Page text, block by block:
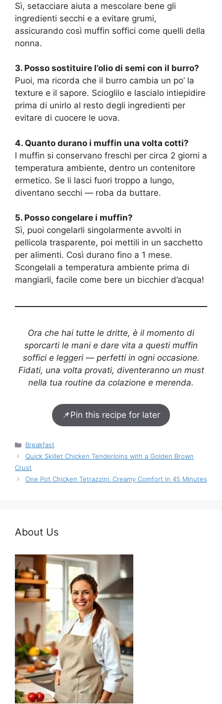
Sì, setacciare aiuta a mescolare bene gli
ingredienti secchi e a evitare grumi,
assicurando così muffin soffici come quelli della
nonna.
3. Posso sostituire l’olio di semi con il burro?
Puoi, ma ricorda che il burro cambia un po’ la
texture e il sapore. Scioglilo e lascialo intiepidire
prima di unirlo al resto degli ingredienti per
evitare di cuocere le uova.
4. Quanto durano i muffin una volta cotti?
I muffin si conservano freschi per circa 2 giorni a
temperatura ambiente, dentro un contenitore
ermetico. Se li lasci fuori troppo a lungo,
diventano secchi — roba da buttare.
5. Posso congelare i muffin?
Sì, puoi congelarli singolarmente avvolti in
pellicola trasparente, poi mettili in un sacchetto
per alimenti. Così durano fino a 1 mese.
Scongelali a temperatura ambiente prima di
mangiarli, facile come bere un bicchier d’acqua!
Ora che hai tutte le dritte, è il momento di
sporcarti le mani e dare vita a questi muffin
soffici e leggeri — perfetti in ogni occasione.
Fidati, una volta provati, diventeranno un must
nella tua routine da colazione e merenda.
📌Pin this recipe for later
Categories
Breakfast
Quick Skillet Chicken Tenderloins with a Golden Brown
Crust
One Pot Chicken Tetrazzini: Creamy Comfort in 45 Minutes
About Us